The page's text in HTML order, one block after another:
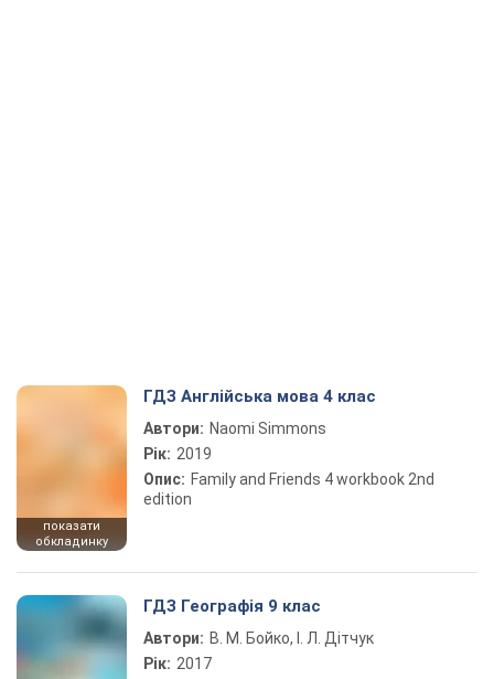
показати
обкладинку
ГДЗ Англійська мова 4 клас
Автори: Naomi Simmons
Рік: 2019
Опис: Family and Friends 4 workbook 2nd
edition
ГДЗ Географія 9 клас
Автори: В. М. Бойко, І. Л. Дітчук
Рік: 2017